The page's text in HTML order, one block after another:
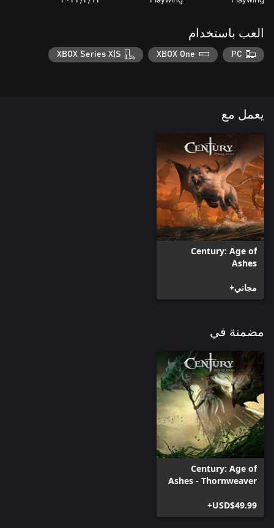
العب باستخدام
PC
XBOX One
XBOX Series X|S
يعمل مع
Century: Age of
Ashes
مجاني+
مضمنة في
Century: Age of
Ashes - Thornweaver
USD$49.99+